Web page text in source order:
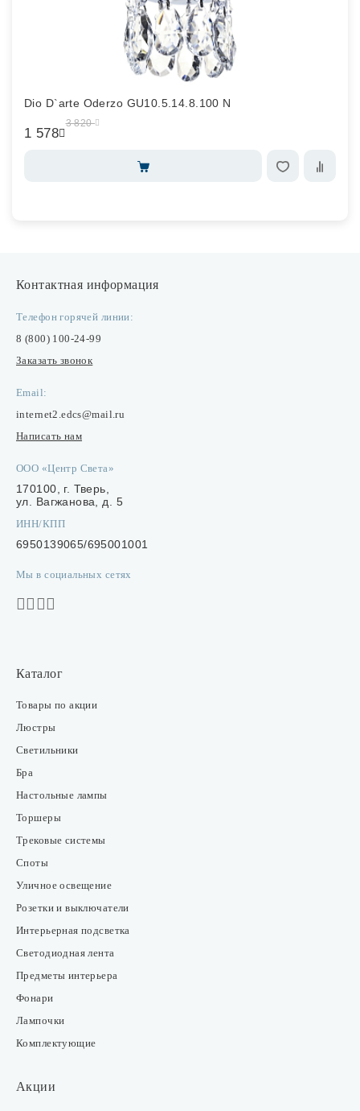
Dio D`arte Oderzo GU10.5.14.8.100 N
3 820
1 578
Контактная информация
Телефон горячей линии:
8 (800) 100-24-99
Заказать звонок
Email:
internet2.edcs@mail.ru
Написать нам
ООО «Центр Света»
170100, г. Тверь,
ул. Вагжанова, д. 5
ИНН/КПП
6950139065/695001001
Мы в социальных сетях
Каталог
Товары по акции
Люстры
Светильники
Бра
Настольные лампы
Торшеры
Трековые системы
Споты
Уличное освещение
Розетки и выключатели
Интерьерная подсветка
Светодиодная лента
Предметы интерьера
Фонари
Лампочки
Комплектующие
Акции